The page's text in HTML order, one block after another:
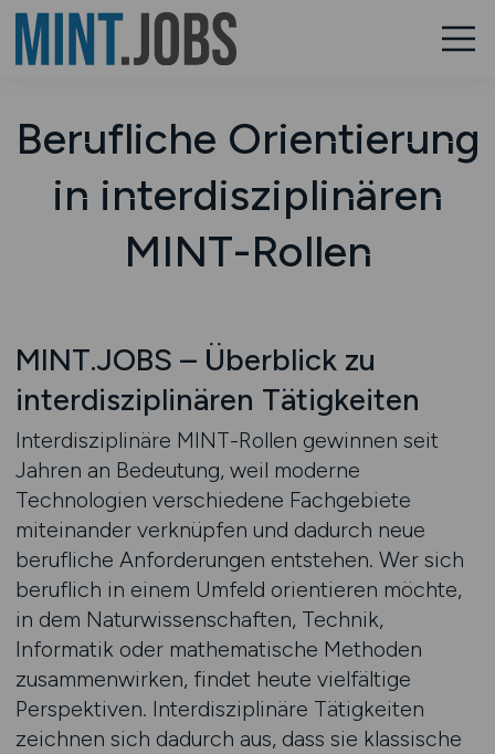
Berufliche Orientierung
in interdisziplinären
MINT-Rollen
MINT.JOBS – Überblick zu
interdisziplinären Tätigkeiten
Interdisziplinäre MINT-Rollen gewinnen seit
Jahren an Bedeutung, weil moderne
Technologien verschiedene Fachgebiete
miteinander verknüpfen und dadurch neue
berufliche Anforderungen entstehen. Wer sich
beruflich in einem Umfeld orientieren möchte,
in dem Naturwissenschaften, Technik,
Informatik oder mathematische Methoden
zusammenwirken, findet heute vielfältige
Perspektiven. Interdisziplinäre Tätigkeiten
zeichnen sich dadurch aus, dass sie klassische